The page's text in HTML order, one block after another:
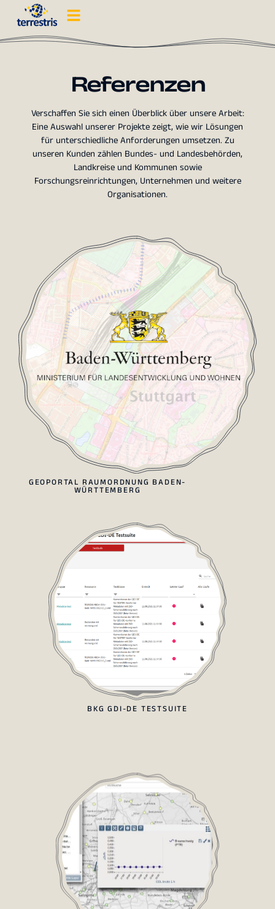
Referenzen
Verschaffen Sie sich einen Überblick über unsere Arbeit:
Eine Auswahl unserer Projekte zeigt, wie wir Lösungen
für unterschiedliche Anforderungen umsetzen. Zu
unseren Kunden zählen Bundes- und Landesbehörden,
Landkreise und Kommunen sowie
Forschungsreinrichtungen, Unternehmen und weitere
Organisationen.
GEOPORTAL RAUMORDNUNG BADEN-
WÜRTTEMBERG
BKG GDI-DE TESTSUITE